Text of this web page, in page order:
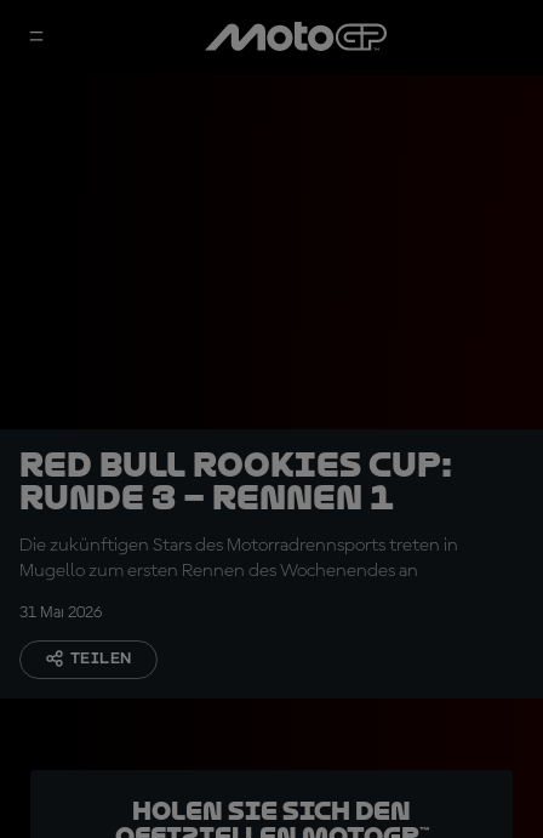
Red Bull Rookies Cup:
Runde 3 – Rennen 1
Die zukünftigen Stars des Motorradrennsports treten in
Mugello zum ersten Rennen des Wochenendes an
31 Mai 2026
TEILEN
Holen Sie sich den